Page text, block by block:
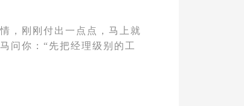
，刚刚付出一点点，马上就
问你：“先把经理级别的工